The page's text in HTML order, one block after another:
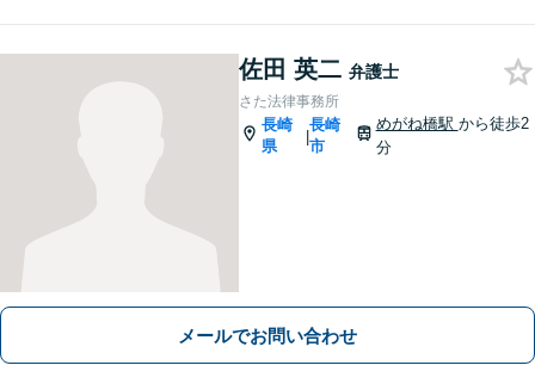
佐田 英二 弁護士
さた法律事務所
長崎
県
|
長崎
市
めがね橋駅 から徒歩2
分
メールでお問い合わせ